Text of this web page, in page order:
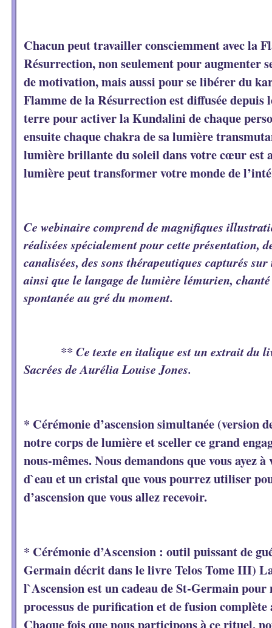
Chacun peut travailler consciemment avec la
Résurrection, non seulement pour augmenter
de motivation, mais aussi pour se libérer du
Flamme de la Résurrection est diffusée
terre pour activer la Kundalini de chaque
ensuite chaque chakra de sa lumière
lumière brillante du soleil dans votre cœur est
lumière peut transformer votre monde de
Ce webinaire comprend de magnifiques
réalisées spécialement pour cette présentation,
canalisées, des sons thérapeutiques capturés
ainsi que le langage de lumière lémurien,
spontanée au gré du moment.
** Ce texte en italique est un extrait du
Sacrées de Aurélia Louise Jones.
* Cérémonie d’ascension simultanée (version
notre corps de lumière et sceller ce grand
nous-mêmes. Nous demandons que vous ayez
d`eau et un cristal que vous pourrez utiliser
d’ascension que vous allez recevoir.
* Cérémonie d’Ascension : outil puissant de
Germain décrit dans le livre Telos Tome III)
l`Ascension est un cadeau de St-Germain
processus de purification et de fusion
Chaque fois que nous participons à ce rituel,